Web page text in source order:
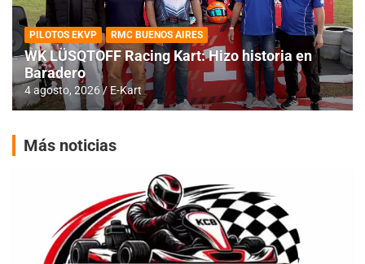
PILOTOS EKVP RMC BUENOS AIRES
WK LÜSQTOFF Racing Kart: Hizo historia en
Baradero
4 agosto, 2026 E-Kart
Más noticias